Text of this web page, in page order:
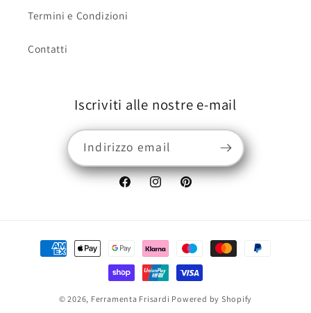
Termini e Condizioni
Contatti
Iscriviti alle nostre e-mail
Indirizzo email
FacebookInstagramPinterest
Metodi
© 2026, Ferramenta Frisardi Powered by Shopify